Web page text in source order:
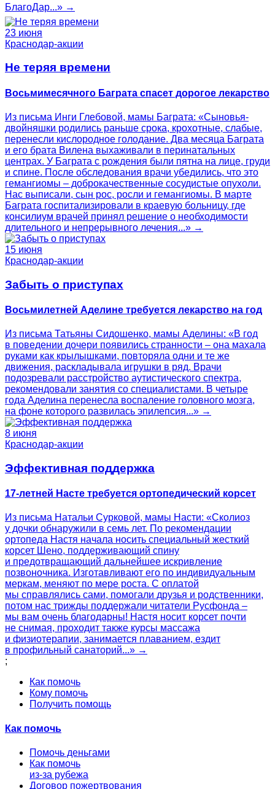
БлагоДар...» →
23 июня
Краснодар-акции
Не теряя времени
Восьмимесячного Баграта спасет дорогое лекарство
Из письма Инги Глебовой, мамы Баграта: «Сыновья-
двойняшки родились раньше срока, крохотные, слабые,
перенесли кислородное голодание. Два месяца Баграта
и его брата Вилена выхаживали в перинатальных
центрах. У Баграта с рождения были пятна на лице, груди
и спине. После обследования врачи убедились, что это
гемангиомы – доброкачественные сосудистые опухоли.
Нас выписали, сын рос, росли и гемангиомы. В марте
Баграта госпитализировали в краевую больницу, где
консилиум врачей принял решение о необходимости
длительного и непрерывного лечения...» →
15 июня
Краснодар-акции
Забыть о приступах
Восьмилетней Аделине требуется лекарство на год
Из письма Татьяны Сидошенко, мамы Аделины: «В год
в поведении дочери появились странности – она махала
руками как крылышками, повторяла одни и те же
движения, раскладывала игрушки в ряд. Врачи
подозревали расстройство аутистического спектра,
рекомендовали занятия со специалистами. В четыре
года Аделина перенесла воспаление головного мозга,
на фоне которого развилась эпилепсия...» →
8 июня
Краснодар-акции
Эффективная поддержка
17-летней Насте требуется ортопедический корсет
Из письма Натальи Сурковой, мамы Насти: «Сколиоз
у дочки обнаружили в семь лет. По рекомендации
ортопеда Настя начала носить специальный жесткий
корсет Шено, поддерживающий спину
и предотвращающий дальнейшее искривление
позвоночника. Изготавливают его по индивидуальным
меркам, меняют по мере роста. С оплатой
мы справлялись сами, помогали друзья и родственники,
потом нас трижды поддержали читатели Русфонда –
мы вам очень благодарны! Настя носит корсет почти
не снимая, проходит также курсы массажа
и физиотерапии, занимается плаванием, ездит
в профильный санаторий...» →
;
Как помочь
Кому помочь
Получить помощь
Как помочь
Помочь деньгами
Как помочь
из-за рубежа
Договор пожертвования